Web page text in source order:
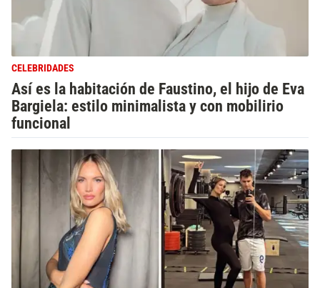
CELEBRIDADES
Así es la habitación de Faustino, el hijo de Eva
Bargiela: estilo minimalista y con mobilirio
funcional